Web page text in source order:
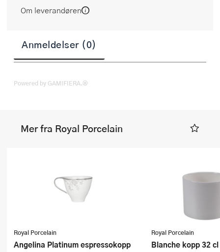
Om leverandøren
Anmeldelser (0)
Powered by GAMIFIERA.®
Mer fra Royal Porcelain
Royal Porcelain
Angelina Platinum espressokopp
Royal Porcelain
Blanche kopp 32